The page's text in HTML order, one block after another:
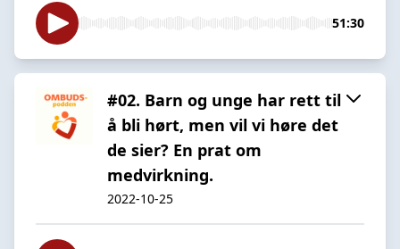
51:30
#02. Barn og unge har rett til
å bli hørt, men vil vi høre det
de sier? En prat om
medvirkning.
2022-10-25